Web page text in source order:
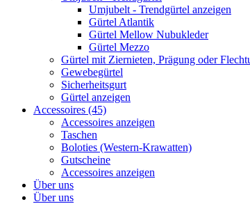
Umjubelt - Trendgürtel anzeigen
Gürtel Atlantik
Gürtel Mellow Nubukleder
Gürtel Mezzo
Gürtel mit Ziernieten, Prägung oder
Gewebegürtel
Sicherheitsgurt
Gürtel anzeigen
Accessoires (45)
Accessoires anzeigen
Taschen
Boloties (Western-Krawatten)
Gutscheine
Accessoires anzeigen
Über uns
Über uns